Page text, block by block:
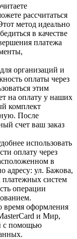
рассчитаться
метод идеально
в качестве
платежа
организаций и
оплаты через
этим
на оплату у наших
комплект
После
счет ваш заказ
использовать
оплату через
в
адресу: ул. Бажова,
систем
операции
время оформления
и Мир,
с помощью